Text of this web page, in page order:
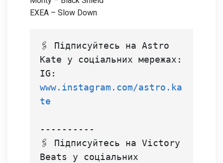
EXEA – Slow Down
🖇 Підписуйтесь на Astro
Kate у соціальних мережах:
www.instagram.com/astro.ka
te
----------
🖇 Підписуйтесь на Victory
Beats у соціальних